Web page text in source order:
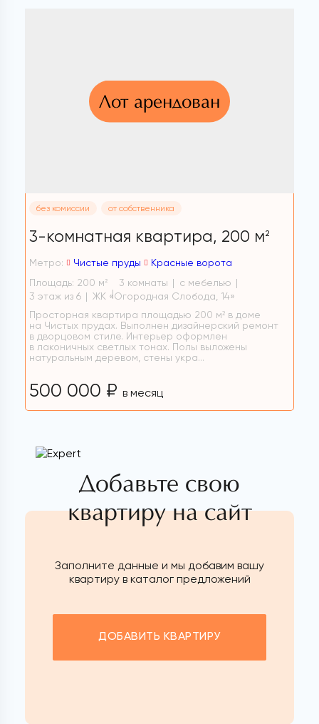
Лот арендован
без комиссии от собственника
3-комнатная квартира, 200 м2
Метро: Чистые пруды
Красные ворота
Площадь: 200 м 2 3 комнаты
с мебелью
3 этаж из 6
ЖК «Огородная Слобода, 14»
Просторная квартира площадью 200 м² в доме
на Чистых прудах. Выполнен дизайнерский ремонт
в дворцовом стиле. Интерьер оформлен
в лаконичных светлых тонах. Полы выложены
натуральным деревом, стены укра...
500 000 ₽ в месяц
Добавьте свою
квартиру на сайт
Заполните данные и мы добавим вашу
квартиру в каталог предложений
ДОБАВИТЬ КВАРТИРУ